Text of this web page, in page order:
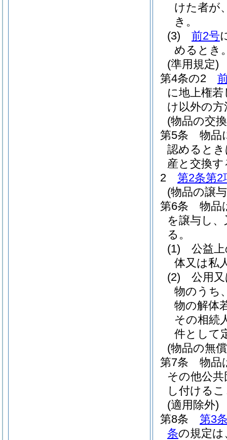
けた者が
き。
(3)
前2号
めるとき
(準用規定)
第4条の2
に地上権
け以外の
(物品の交
第5条
物品
認めると
産と交換
2
第2条第2
(物品の譲
第6条
物品
を譲与し
る。
(1)
公益
体又は私
(2)
公用
物のうち
物の解体
その相続
件として
(物品の無
第7条
物品
その他公
し付ける
(適用除外)
第8条
第3
条の規定は